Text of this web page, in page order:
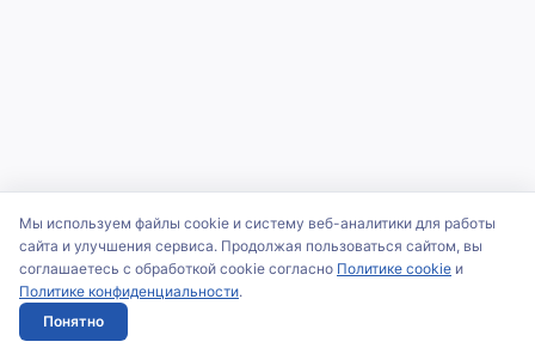
Мы используем файлы cookie и систему веб-аналитики для работы
сайта и улучшения сервиса. Продолжая пользоваться сайтом, вы
соглашаетесь с обработкой cookie согласно Политике cookie и
Политике конфиденциальности.
Понятно